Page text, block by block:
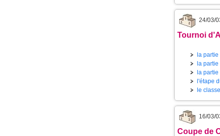
24/03/
Tournoi
la partie
la partie
la partie
l'étape
le
16/03/
Coupe de